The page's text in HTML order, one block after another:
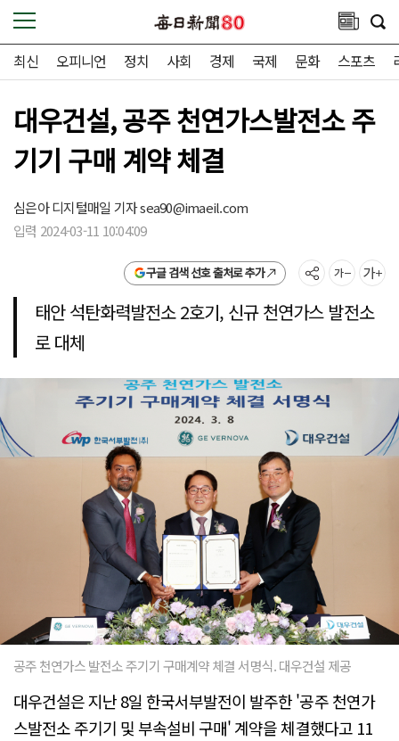
최신 오피니언 정치 사회 경제 국제 문화 스포츠
대우건설, 공주 천연가스발전소 주
기기 구매 계약 체결
심은아 디지털매일 기자sea90@imaeil.com
입력 2024-03-11 10:04:09
구글 검색 선호 출처로 추가
태안 석탄화력발전소 2호기, 신규 천연가스 발전소
로 대체
공주 천연가스 발전소 주기기 구매계약 체결 서명식. 대우건설 제공
대우건설은 지난 8일 한국서부발전이 발주한 '공주 천연가
스발전소 주기기 및 부속설비 구매' 계약을 체결했다고 11